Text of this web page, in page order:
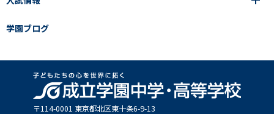
教科指導の特徴
卒業生の声
成立メソッド
卒業生の声
見える学力×見えない学力
制服
学園ブログ
アクセス
中学入試Q&A
入試結果
説明会・イベント日程
出願方法・募集要項
学園ブログ
〒114-0001 東京都北区東⼗条6-9-13